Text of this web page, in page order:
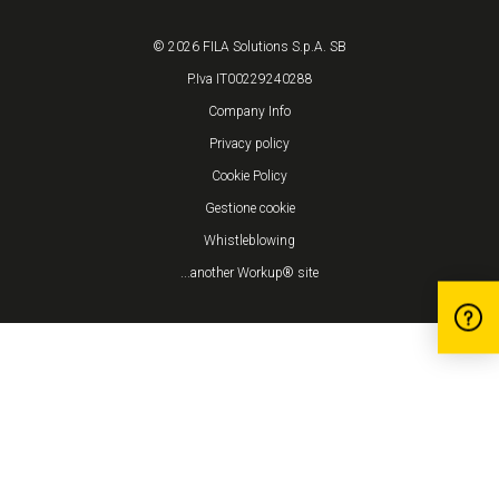
© 2026 FILA Solutions S.p.A. SB
P.Iva IT00229240288
Company Info
Privacy policy
Cookie Policy
Gestione cookie
Whistleblowing
...another Workup® site